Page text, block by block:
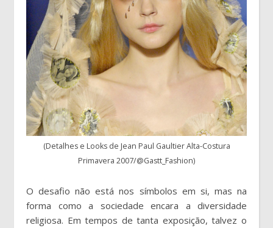
(Detalhes e Looks de Jean Paul Gaultier Alta-Costura
Primavera 2007/@Gastt_Fashion)
O desafio não está nos símbolos em si, mas na
forma como a sociedade encara a diversidade
religiosa. Em tempos de tanta exposição, talvez o